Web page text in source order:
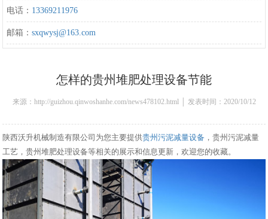
电话： 13369211976
邮箱：sxqwysj@163.com
怎样的贵州堆肥处理设备节能
来源：http://guizhou.qinwoshanhe.com/news478102.html │ 发表时间：2020/10/12
陕西沃升机械制造有限公司为您主要提供贵州污泥减量设备 ，贵州污泥减量
工艺，贵州堆肥处理设备等相关的展示和信息更新，欢迎您的收藏。